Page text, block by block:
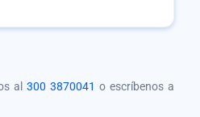
al300 3870041 o escríbenos a